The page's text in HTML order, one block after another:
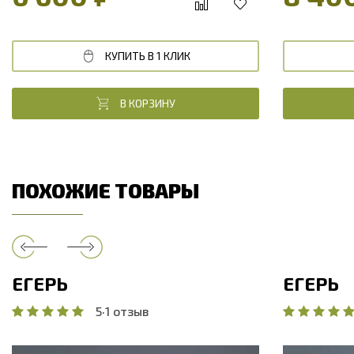
КУПИТЬ В 1 КЛИК
В КОРЗИНУ
ПОХОЖИЕ ТОВАРЫ
ЕГЕРЬ
5·1 отзыв
ЕГЕРЬ